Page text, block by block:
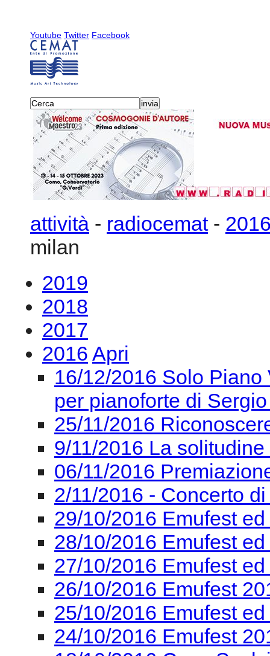
Youtube Twitter Facebook
attività - radiocemat-
milan
2019
2018
2017
2016 Apri
16/12/2016 Solo
per pianoforte di
25/11/2016
9/11/2016 La
06/11/2016
2/11/2016 - Concerto
29/10/2016 Emufest
28/10/2016 Emufest
27/10/2016 Emufest
26/10/2016 Emufest
25/10/2016 Emufest
24/10/2016 Emufest